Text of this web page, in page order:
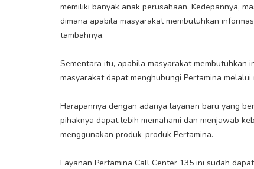
memiliki banyak anak perusahaan. Kedepannya,
dimana apabila masyarakat membutuhkan
tambahnya.
Sementara itu, apabila masyarakat membutuhkan
masyarakat dapat menghubungi Pertamina melalui
Harapannya dengan adanya layanan baru yang
pihaknya dapat lebih memahami dan menjawab
menggunakan produk-produk Pertamina.
Layanan Pertamina Call Center 135 ini sudah